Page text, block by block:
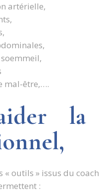
artérielle,
mal-être,….
« outils » issus du
: